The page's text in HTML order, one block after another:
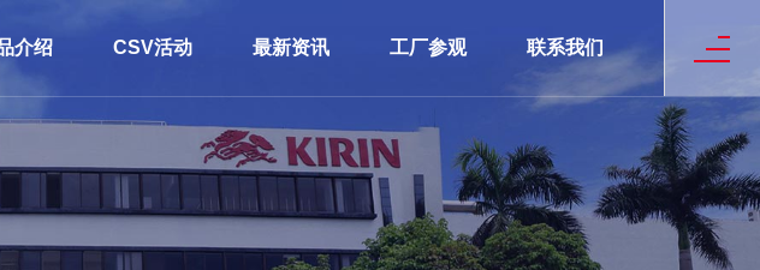
介绍 CSV活动 最新资讯 工厂参观 联系我们